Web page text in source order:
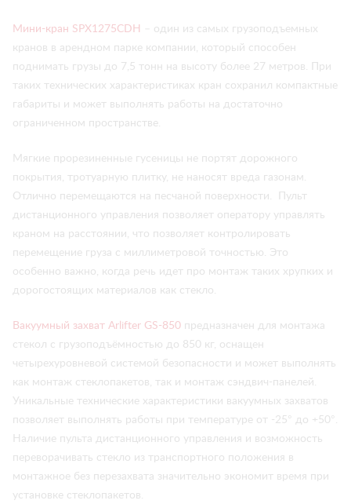
Мини-кран SPX1275CDH
– один из самых грузоподъемных
кранов в арендном парке компании, который способен
поднимать грузы до 7,5 тонн на высоту более 27 метров. При
таких технических характеристиках кран сохранил компактные
габариты и может выполнять работы на достаточно
ограниченном пространстве.
Мягкие прорезиненные гусеницы не портят дорожного
покрытия, тротуарную плитку, не наносят вреда газонам.
Отлично перемещаются на песчаной поверхности. Пульт
дистанционного управления позволяет оператору управлять
краном на расстоянии, что позволяет контролировать
перемещение груза с миллиметровой точностью. Это
особенно важно, когда речь идет про монтаж таких хрупких и
дорогостоящих материалов как стекло.
Вакуумный захват Arlifter GS-850 предназначен для монтажа
стекол с грузоподъёмностью до 850 кг, оснащен
четырехуровневой системой безопасности и может выполнять
как монтаж стеклопакетов, так и монтаж сэндвич-панелей.
Уникальные технические характеристики вакуумных захватов
позволяет выполнять работы при температуре от -25° до +50°.
Наличие пульта дистанционного управления и возможность
переворачивать стекло из транспортного положения в
монтажное без перезахвата значительно экономит время при
установке стеклопакетов.